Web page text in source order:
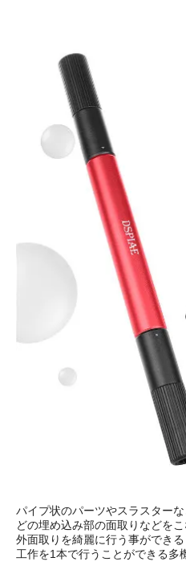
パイプ状のパーツやスラスター
どの埋め込み部の面取りなどを
外面取りを綺麗に行う事ができ
工作を1本で行うことができる多